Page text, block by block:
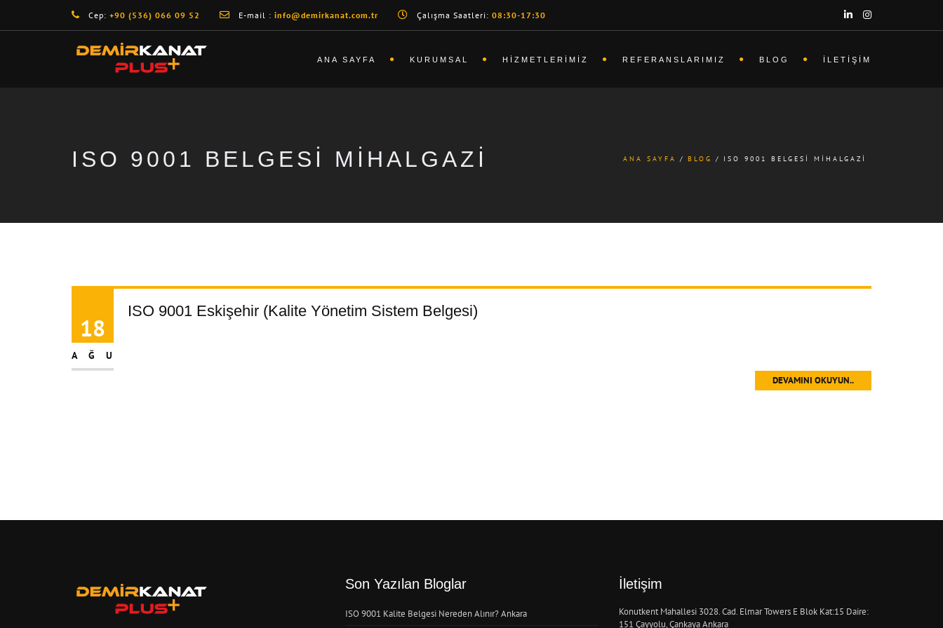
Cep: +90 (536) 066 09 52 E-mail : info@demirkanat.com.tr Çalışma Saatleri: 08:30-17:30
ANA SAYFA KURUMSAL HIZMETLERIMIZ REFERANSLARIMIZ BLOG İLETIŞIM
ISO 9001 BELGESI MIHALGAZI ANA SAYFA BLOG ISO 9001 BELGESI MIHALGAZI
18
AĞU
ISO 9001 Eskişehir (Kalite Yönetim Sistem Belgesi)
DEVAMINI OKUYUN..
Son Yazılan Bloglar
ISO 9001 Kalite Belgesi Nereden Alınır? Ankara
İletişim
Konutkent Mahallesi 3028. Cad. Elmar Towers E Blok Kat:15 Daire:
151 Çayyolu, Çankaya Ankara